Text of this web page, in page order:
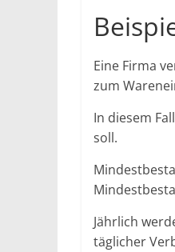
Eine Firma
zum
In diesem
soll.
Jährlich
täglicher